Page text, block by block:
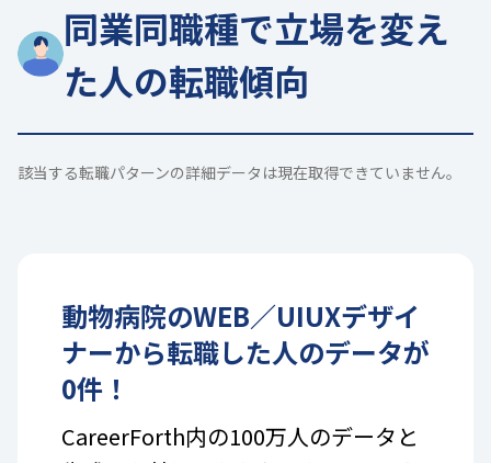
同業同職種で立場を変え
た人の転職傾向
該当する転職パターンの詳細データは現在取得できていません。
動物病院のWEB／UIUXデザイ
ナーから転職した人のデータが
0件！
CareerForth内の100万人のデータと